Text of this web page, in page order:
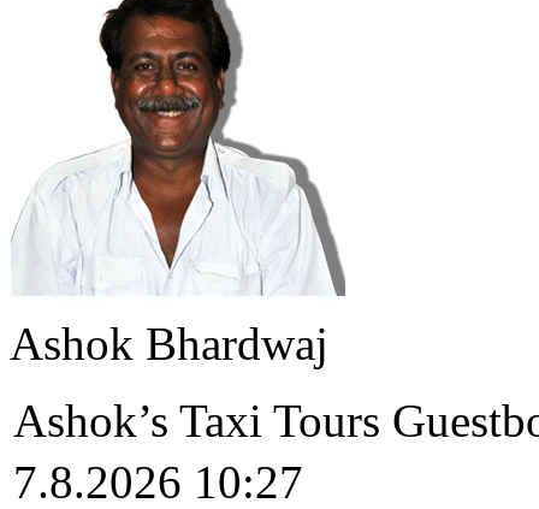
Ashok Bhardwaj
Ashok’s Taxi Tours
7.8.2026 10:27